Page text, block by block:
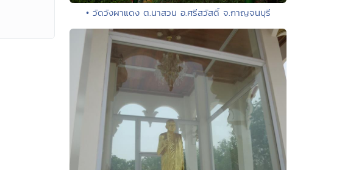
• วัดวังผาแดง ต.นาสวน อ.ศรีสวัสดิ์ จ.กาญจนบุรี